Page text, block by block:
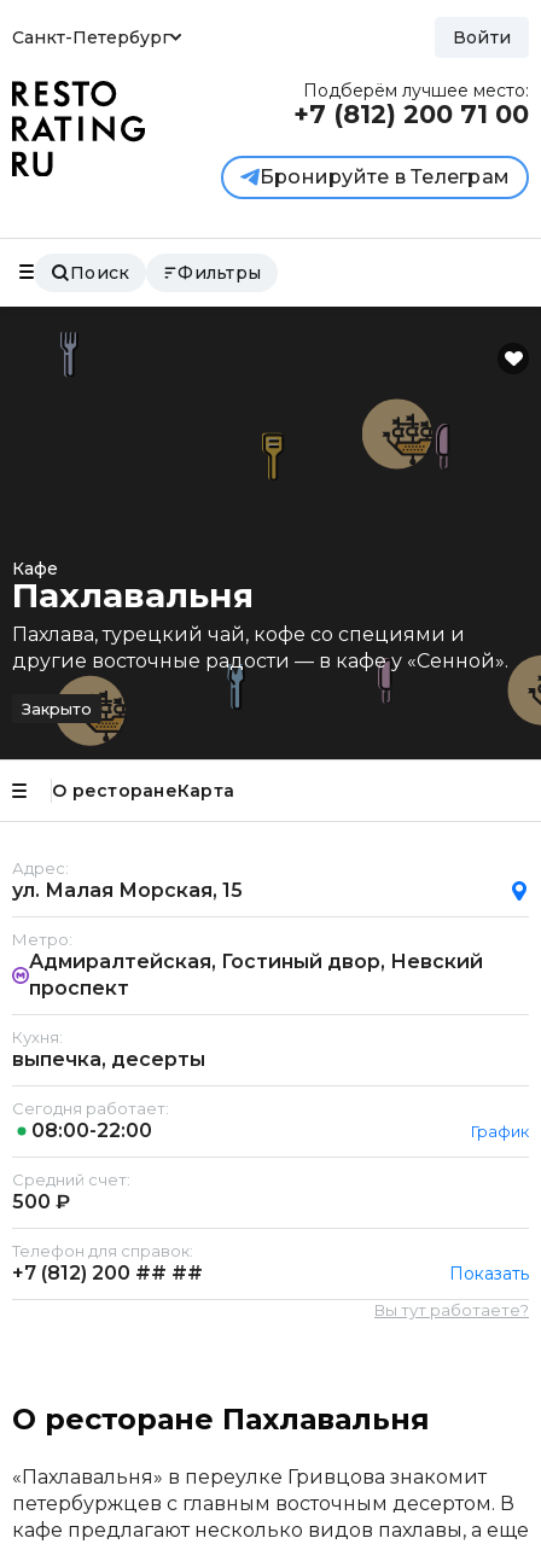
Санкт-Петербург Войти
Подберём лучшее место:
+7 (812) 200 71 00
Бронируйте в Телеграм
Поиск Фильтры
Кафе
Пахлавальня
Пахлава, турецкий чай, кофе со специями и
другие восточные радости — в кафе у «Сенной».
Закрыто
О ресторанеКарта
Адрес:
ул. Малая Морская, 15
Метро:
Адмиралтейская, Гостиный двор, Невский
проспект
Кухня:
выпечка, десерты
Сегодня работает:
08:00-22:00 График
Средний счет:
500 ₽
Телефон для справок:
+7 (812) 200 ## ## Показать
Вы тут работаете?
О ресторане Пахлавальня
«Пахлавальня» в переулке Гривцова знакомит
петербуржцев с главным восточным десертом. В
кафе предлагают несколько видов пахлавы, а еще